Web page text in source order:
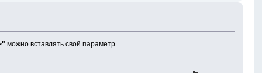
можно вставлять свой параметр